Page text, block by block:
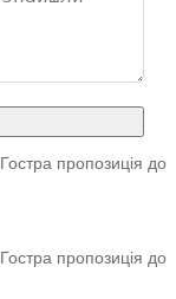
Гостра пропозиція до
Гостра пропозиція до